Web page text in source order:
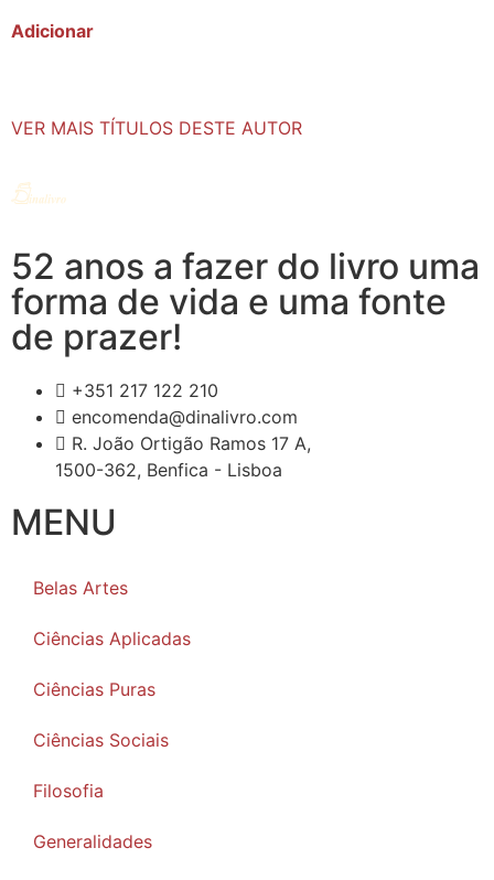
Adicionar
VER MAIS TÍTULOS DESTE AUTOR
52 anos a fazer do livro uma
forma de vida e uma fonte
de prazer!
+351 217 122 210
encomenda@dinalivro.com
R. João Ortigão Ramos 17 A,
1500-362, Benfica - Lisboa
MENU
Belas Artes
Ciências Aplicadas
Ciências Puras
Ciências Sociais
Filosofia
Generalidades